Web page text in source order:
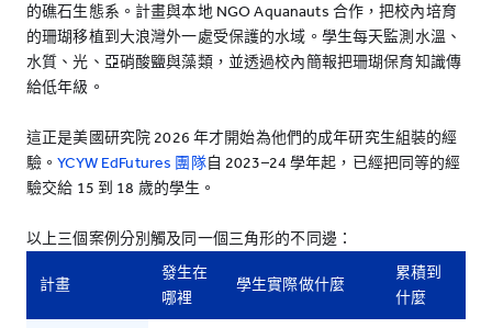
的礁石生態系。計畫與本地 NGO Aquanauts 合作，把校內培育
的珊瑚移植到大浪灣外一處受保護的水域。學生每天監測水溫、
水質、光、亞硝酸鹽與藻類，並透過校內簡報把珊瑚保育知識傳
給低年級。
這正是美國研究院 2026 年才開始為他們的成年研究生組裝的經
驗。YCYW EdFutures 團隊自 2023–24 學年起，已經把同等的經
驗交給 15 到 18 歲的學生。
以上三個案例分別觸及同一個三角形的不同邊：
計畫
發生在
哪裡
學生實際做什麼
累積到
什麼